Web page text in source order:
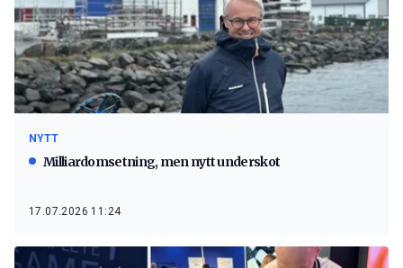
NYTT
Milliardomsetning, men nytt underskot
17.07.2026 11:24